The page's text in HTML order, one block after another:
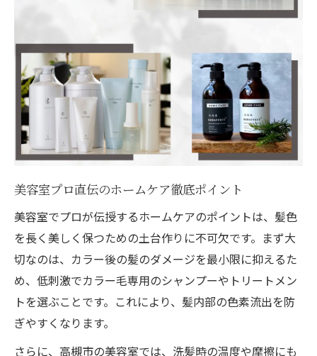
美容室プロ直伝のホームケア徹底ポイント
美容室でプロが伝授するホームケアのポイントは、髪色
を長く美しく保つための土台作りに不可欠です。まず大
切なのは、カラー後の髪のダメージを最小限に抑えるた
め、低刺激でカラー毛専用のシャンプーやトリートメン
トを選ぶことです。これにより、髪内部の色素流出を防
ぎやすくなります。
さらに、高槻市の美容室では、洗髪時の温度や摩擦にも
ご予約はこちら
ご予約はこちら